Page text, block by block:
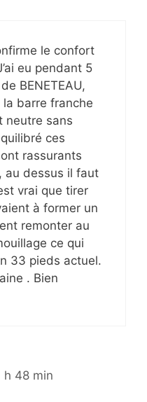
le confort
eu pendant 5
BENETEAU,
barre franche
neutre sans
ces
rassurants
au dessus il faut
vrai que tirer
à former un
remonter au
ce qui
33 pieds actuel.
. Bien
h 48 min